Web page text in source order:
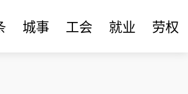
城事 工会 就业 劳权